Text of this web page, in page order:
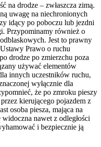
na drodze – zwłaszcza zimą.
uwagę na niechronionych
idący po poboczu lub jezdni
Przypominamy również o
Jest to prawny
Prawo o ruchu
drodze po zmierzchu poza
używać elementów
innych uczestników ruchu,
wyłącznie dla
że po zmroku pieszy
kierującego pojazdem z
osoba piesza, mająca na
nawet z odległości
i bezpiecznie ją